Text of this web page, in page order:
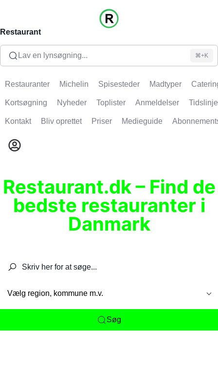
Restaurant
Lav en lynsøgning... ⌘+K
Restauranter Michelin Spisesteder Madtyper
Kortsøgning Nyheder Toplister Anmeldelser Tidslinje
Kontakt Bliv oprettet Priser Medieguide
Restaurant.dk – Find de
bedste restauranter i
Danmark
Vælg region, kommune m.v.
Søg